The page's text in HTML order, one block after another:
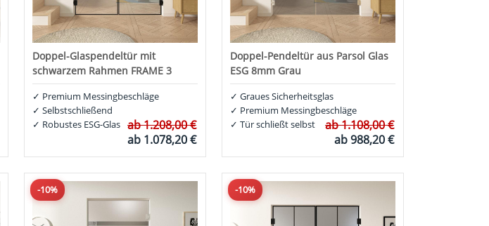
Doppel-Glaspendeltür mit
schwarzem Rahmen FRAME 3
✓ Premium Messingbeschläge
✓ Selbstschließend
✓ Robustes ESG-Glas ab1.208,00 €
ab 1.078,20 €
Doppel-Pendeltür aus Parsol Glas
ESG 8mm Grau
✓ Graues Sicherheitsglas
✓ Premium Messingbeschläge
✓ Tür schließt selbst ab1.108,00 €
ab988,20 €
-10% -10%